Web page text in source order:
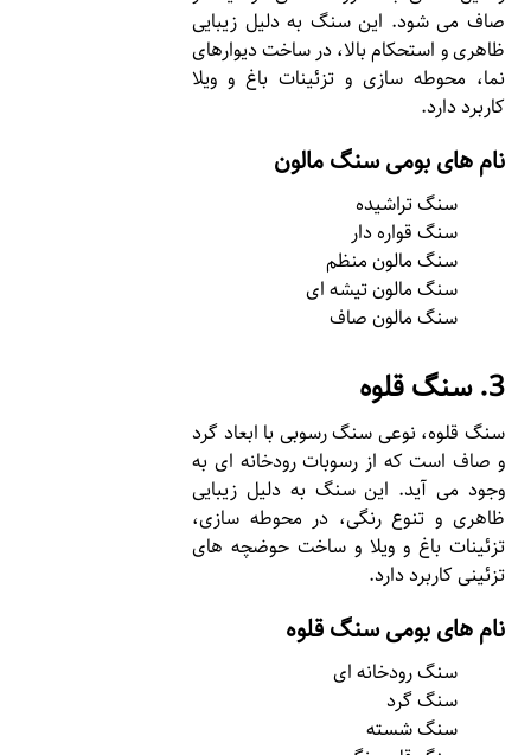
صاف می شود. این سنگ به دلیل زیبایی
ظاهری و استحکام بالا، در ساخت دیوارهای
نما، محوطه سازی و تزئینات باغ و ویلا
کاربرد دارد.
نام های بومی سنگ مالون
سنگ تراشیده
سنگ قواره دار
سنگ مالون منظم
سنگ مالون تیشه ای
سنگ مالون صاف
3. سنگ قلوه
سنگ قلوه، نوعی سنگ رسوبی با ابعاد گرد
و صاف است که از رسوبات رودخانه ای به
وجود می آید. این سنگ به دلیل زیبایی
ظاهری و تنوع رنگی، در محوطه سازی،
تزئینات باغ و ویلا و ساخت حوضچه های
تزئینی کاربرد دارد.
نام های بومی سنگ قلوه
سنگ رودخانه ای
سنگ گرد
سنگ شسته